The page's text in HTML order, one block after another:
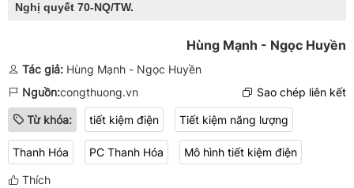
Nghị quyết 70-NQ/TW.
Hùng Mạnh - Ngọc Huyền
Tác giả: Hùng Mạnh - Ngọc Huyền
Nguồn:congthuong.vn Sao chép liên kết
Từ khóa: tiết kiệm điện Tiết kiệm năng lượng
Thanh Hóa PC Thanh Hóa Mô hình tiết kiệm điện
Thích